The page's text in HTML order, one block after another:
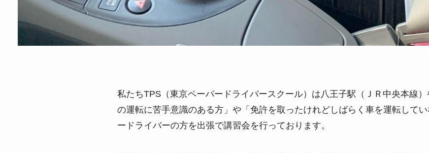
私たちTPS（東京ペーパードライバースクール）は八王子駅（ＪＲ中央本線
の運転に苦手意識のある方」や「免許を取ったけれどしばらく車を運転して
ードライバーの方を出張で講習会を行っております。